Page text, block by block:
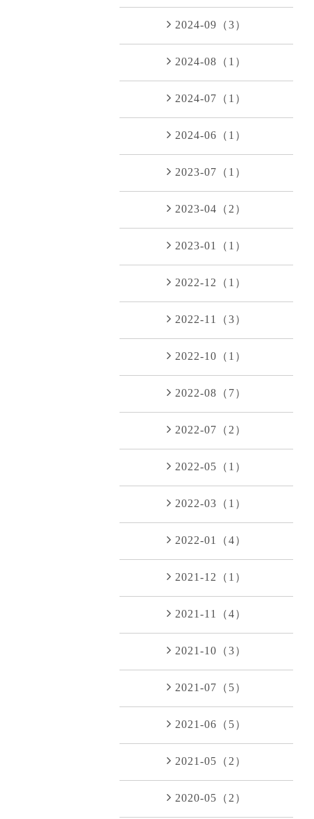
2024-09（3）
2024-08（1）
2024-07（1）
2024-06（1）
2023-07（1）
2023-04（2）
2023-01（1）
2022-12（1）
2022-11（3）
2022-10（1）
2022-08（7）
2022-07（2）
2022-05（1）
2022-03（1）
2022-01（4）
2021-12（1）
2021-11（4）
2021-10（3）
2021-07（5）
2021-06（5）
2021-05（2）
2020-05（2）